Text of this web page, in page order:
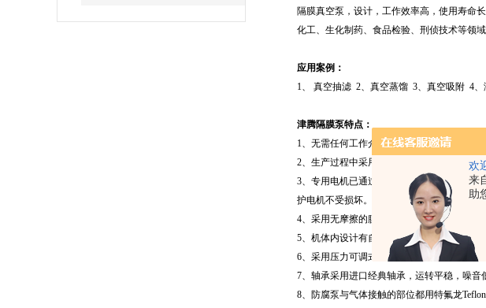
欢
来
助
隔膜真空泵，设计，工作效率高，使用寿命
化工、生化制药、食品检验、刑侦技术等领
应用案例：
1、 真空抽滤 2、真空蒸馏 3、真空吸附 4
津腾隔膜泵特点：
1、无需任何工作介质(无油)，不产生污染，
2、生产过程中采用新技术和新材料。它移动
3、专用电机已通过欧盟CE认证,由专业出口
护电机不受损坏。
4、采用无摩擦的膜体运动，不产生热量，无
5、机体内设计有自动冷却排风系统,可保证
6、采用压力可调式设计，可满足一定范围内
7、轴承采用进口经典轴承，运转平稳，噪音
8、防腐泵与气体接触的部位都用特氟龙